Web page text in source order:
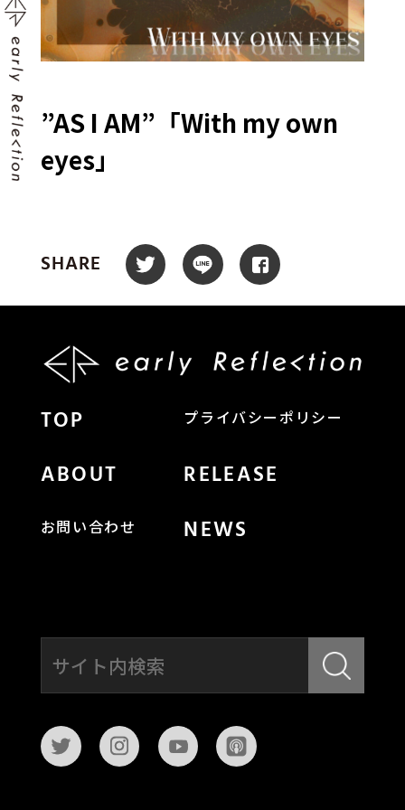
”AS I AM”「With my own
eyes」
SHARE
TOP プライバシーポリシー
ABOUT RELEASE
お問い合わせ NEWS